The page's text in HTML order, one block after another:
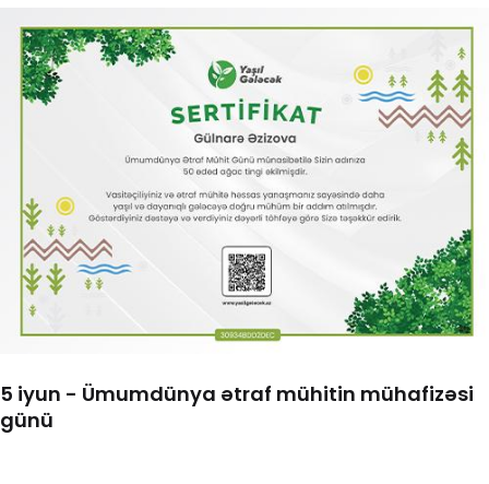
5 iyun - Ümumdünya ətraf mühitin mühafizəsi
günü